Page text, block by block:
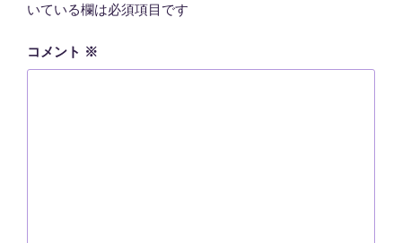
いている欄は必須項目です
コメント ※